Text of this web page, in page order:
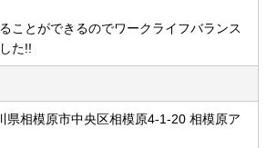
ことができるのでワークライフバランス
た!!
県相模原市中央区相模原4-1-20 相模原ア